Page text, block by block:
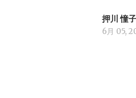
押川 憧
6月 05,